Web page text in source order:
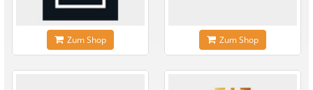
Zum Shop Zum Shop